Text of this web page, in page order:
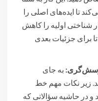
تا ایده‌های اصلی را
شناختی اولیه را کاهش
برای جزئیات بعدی
به جای
زیر نکات مهم خط
و در حاشیه سؤالاتی که